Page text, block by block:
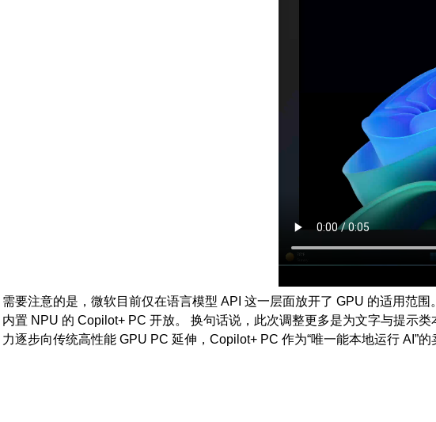
需要注意的是，微软目前仅在语言模型 API 这一层面放开了 GPU 的适用范
内置 NPU 的 Copilot+ PC 开放。 换句话说，此次调整更多是为文字与提示
力逐步向传统高性能 GPU PC 延伸，Copilot+ PC 作为“唯一能本地运行 AI”